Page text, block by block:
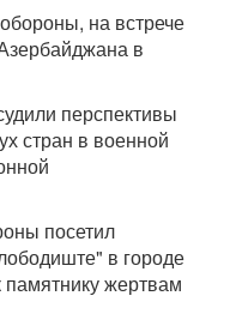
на встрече
в
перспективы
стран в военной
посетил
в городе
жертвам